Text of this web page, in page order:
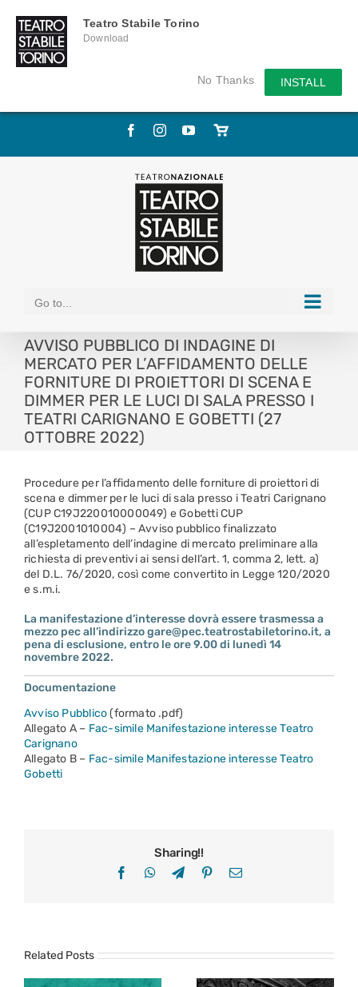
Teatro Stabile Torino
Download
No Thanks INSTALL
Skip
FacebookInstagramYouTube
Store
Go to...
AVVISO PUBBLICO DI INDAGINE DI
MERCATO PER L’AFFIDAMENTO DELLE
FORNITURE DI PROIETTORI DI SCENA E
DIMMER PER LE LUCI DI SALA PRESSO I
TEATRI CARIGNANO E GOBETTI (27
OTTOBRE 2022)
Procedure per l’affidamento delle forniture di proiettori di
scena e dimmer per le luci di sala presso i Teatri Carignano
(CUP C19J220010000049) e Gobetti CUP
(C19J2001010004) – Avviso pubblico finalizzato
all’espletamento dell’indagine di mercato preliminare alla
richiesta di preventivi ai sensi dell’art. 1, comma 2, lett. a)
del D.L. 76/2020, così come convertito in Legge 120/2020
e s.m.i.
La manifestazione d’interesse dovrà essere trasmessa a
mezzo pec all’indirizzo gare@pec.teatrostabiletorino.it, a
pena di esclusione, entro le ore 9.00 di lunedì 14
novembre 2022.
Documentazione
Avviso Pubblico(formato .pdf)
Allegato A – Fac-simile Manifestazione interesse Teatro
Carignano
Allegato B – Fac-simile Manifestazione interesse Teatro
Gobetti
Sharing!!
FacebookWhatsApp
TelegramPinterestEmail
Related Posts